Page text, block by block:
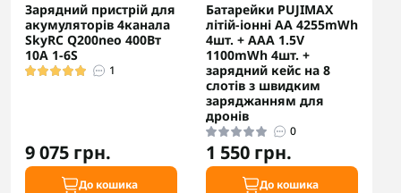
Зарядний пристрій для
акумуляторів 4канала
SkyRC Q200neo 400Вт
10А 1-6S
1
9 075 грн.
До кошика
Батарейки PUJIMAX
літій-іонні AA 4255mWh
4шт. + AAA 1.5V
1100mWh 4шт. +
зарядний кейс на 8
слотів з швидким
заряджанням для
дронів
0
1 550 грн.
До кошика